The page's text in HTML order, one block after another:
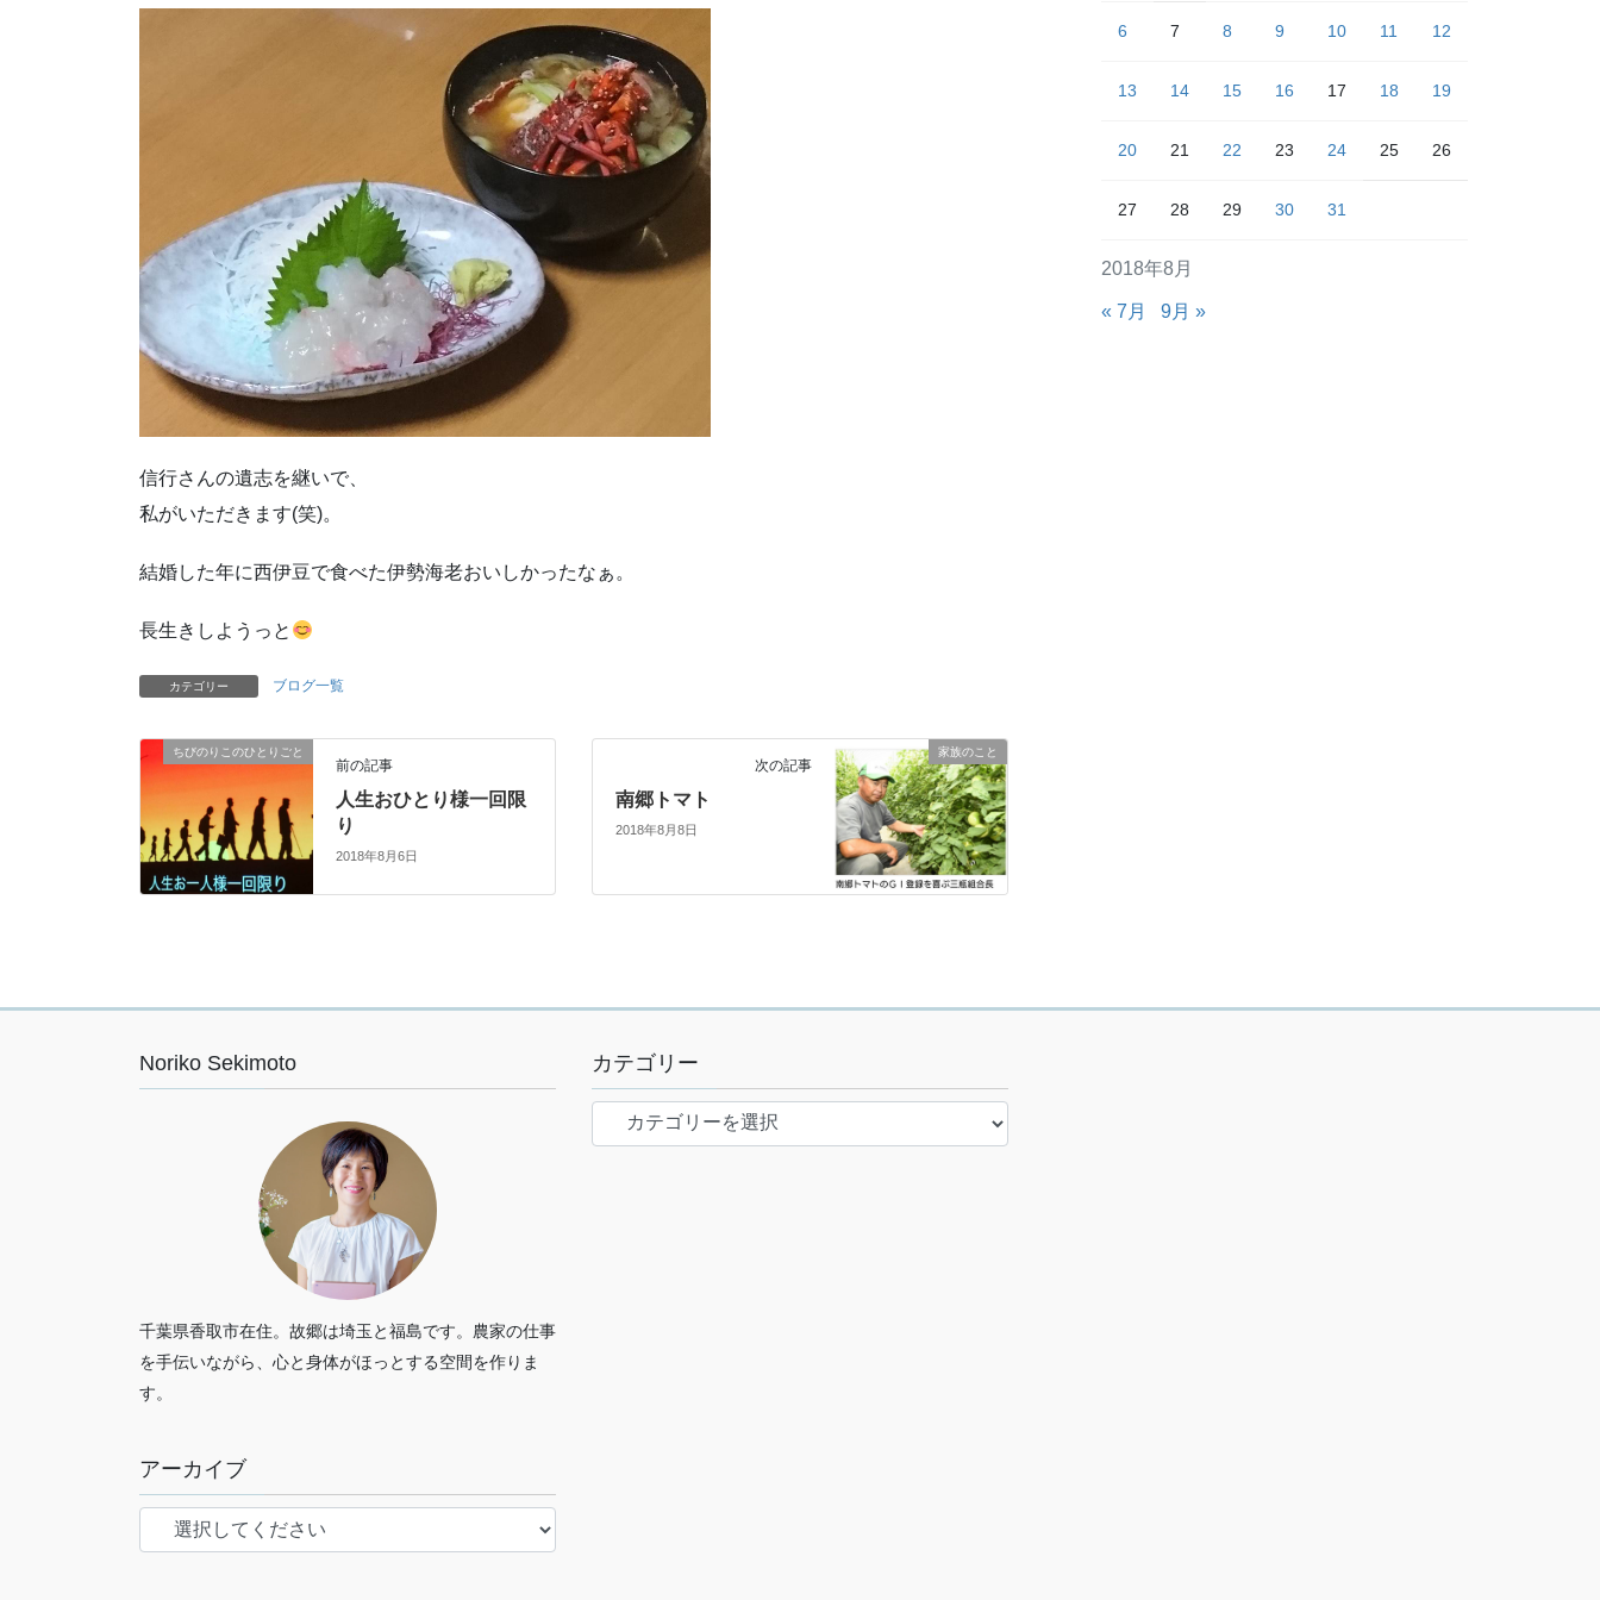
信行さんの遺志を継いで、
私がいただきます(笑)。
結婚した年に西伊豆で食べた伊勢海老おいしかったなぁ。
長生きしようっと
カテゴリー ブログ一覧
ちびのりこのひとりごと
前の記事
人生おひとり様一回限
り
2018年8月6日
家族のこと
次の記事
南郷トマト
2018年8月8日
2018年8月
6 7 8 9 10 11 12
13 14 15 16 17 18 19
20 21 22 23 24 25 26
27 28 29 30 31
« 7月 9月 »
Noriko Sekimoto
千葉県香取市在住。故郷は埼玉と福島です。農家の仕事
を手伝いながら、心と身体がほっとする空間を作りま
す。
アーカイブ
カテゴリー
テ